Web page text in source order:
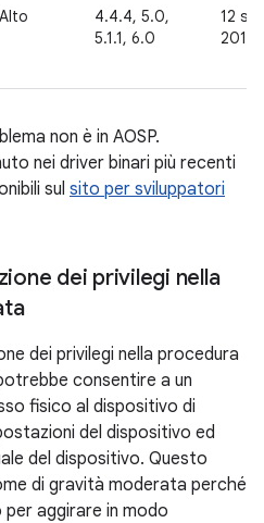
Alto
4.4.4, 5.0,
5.1.1, 6.0
12
2015
non è in AOSP.
nei driver binari più recenti
sul sito per sviluppatori
dei privilegi nella
dei privilegi nella procedura
consentire a un
fisico al dispositivo di
del dispositivo ed
del dispositivo. Questo
di gravità moderata perché
aggirare in modo